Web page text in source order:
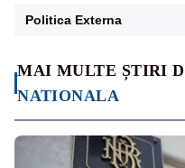
MAI MULTE ȘTIRI
NATIONALA
Politica Externa